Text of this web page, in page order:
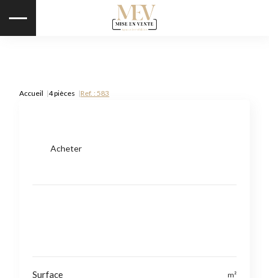
Accueil 4 pièces Ref. : 583
Acheter